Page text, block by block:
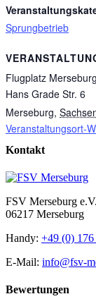
Sprungbetrieb
Flugplatz Merseburg
Hans Grade Str. 6
Merseburg,
Veranstaltungsort-
Kontakt
FSV Merseburg
06217 Merseburg
Handy: +49 (0)
E-Mail: info@fsv-
Bewertungen